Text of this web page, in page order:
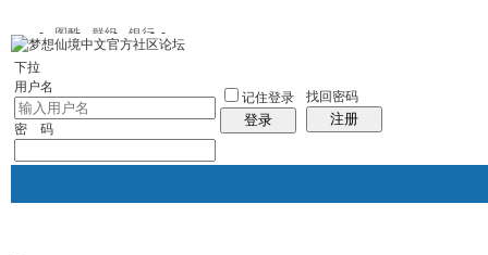
图酷 群组 银行
下拉
用户名
密 码
记住登录
登录
找回密码
注册